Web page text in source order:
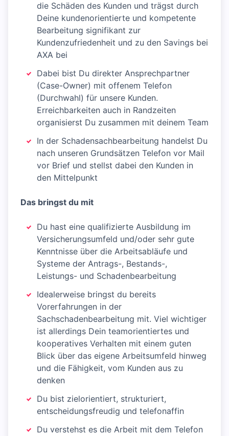
die Schäden des Kunden und trägst durch
Deine kundenorientierte und kompetente
Bearbeitung signifikant zur
Kundenzufriedenheit und zu den Savings bei
AXA bei
Dabei bist Du direkter Ansprechpartner
(Case-Owner) mit offenem Telefon
(Durchwahl) für unsere Kunden.
Erreichbarkeiten auch in Randzeiten
organisierst Du zusammen mit deinem Team
In der Schadensachbearbeitung handelst Du
nach unseren Grundsätzen Telefon vor Mail
vor Brief und stellst dabei den Kunden in
den Mittelpunkt
Das bringst du mit
Du hast eine qualifizierte Ausbildung im
Versicherungsumfeld und/oder sehr gute
Kenntnisse über die Arbeitsabläufe und
Systeme der Antrags-, Bestands-,
Leistungs- und Schadenbearbeitung
Idealerweise bringst du bereits
Vorerfahrungen in der
Sachschadenbearbeitung mit. Viel wichtiger
ist allerdings Dein teamorientiertes und
kooperatives Verhalten mit einem guten
Blick über das eigene Arbeitsumfeld hinweg
und die Fähigkeit, vom Kunden aus zu
denken
Du bist zielorientiert, strukturiert,
entscheidungsfreudig und telefonaffin
Du verstehst es die Arbeit mit dem Telefon